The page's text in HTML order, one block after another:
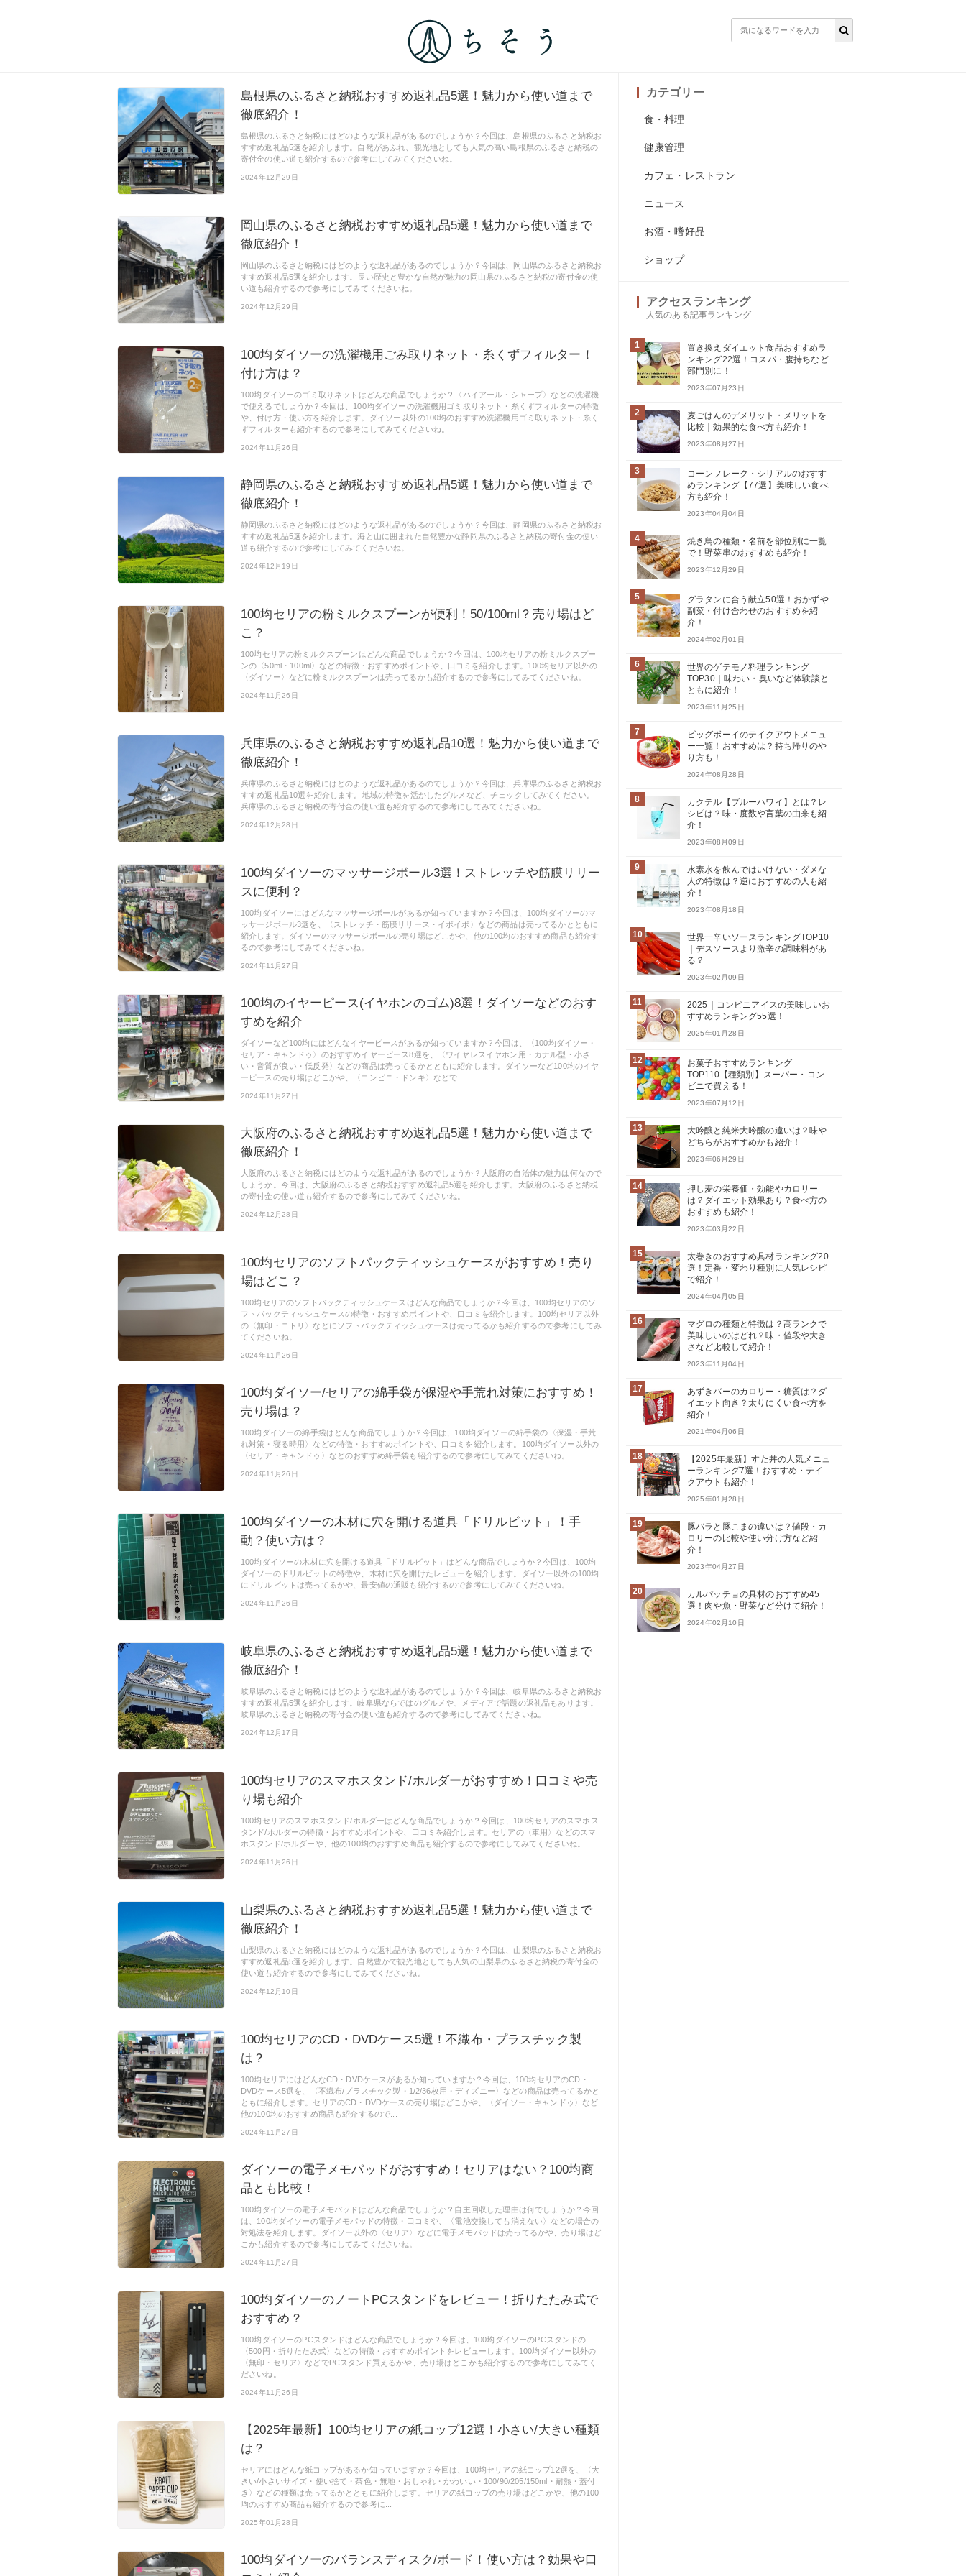
島根県のふるさと納税おすすめ返礼品5選！魅力から使い道まで
徹底紹介！
島根県のふるさと納税にはどのような返礼品があるのでしょうか？今回は、島根県のふるさと納税お
すすめ返礼品5選を紹介します。自然があふれ、観光地としても人気の高い島根県のふるさと納税の
寄付金の使い道も紹介するので参考にしてみてくださいね。
2024年12月29日
岡山県のふるさと納税おすすめ返礼品5選！魅力から使い道まで
徹底紹介！
岡山県のふるさと納税にはどのような返礼品があるのでしょうか？今回は、岡山県のふるさと納税お
すすめ返礼品5選を紹介します。長い歴史と豊かな自然が魅力の岡山県のふるさと納税の寄付金の使
い道も紹介するので参考にしてみてくださいね。
2024年12月29日
100均ダイソーの洗濯機用ごみ取りネット・糸くずフィルター！
付け方は？
100均ダイソーのゴミ取りネットはどんな商品でしょうか？〈ハイアール・シャープ〉などの洗濯機
で使えるでしょうか？今回は、100均ダイソーの洗濯機用ゴミ取りネット・糸くずフィルターの特徴
や、付け方・使い方を紹介します。ダイソー以外の100均のおすすめ洗濯機用ゴミ取りネット・糸く
ずフィルターも紹介するので参考にしてみてくださいね。
2024年11月26日
静岡県のふるさと納税おすすめ返礼品5選！魅力から使い道まで
徹底紹介！
静岡県のふるさと納税にはどのような返礼品があるのでしょうか？今回は、静岡県のふるさと納税お
すすめ返礼品5選を紹介します。海と山に囲まれた自然豊かな静岡県のふるさと納税の寄付金の使い
道も紹介するので参考にしてみてくださいね。
2024年12月19日
100均セリアの粉ミルクスプーンが便利！50/100ml？売り場はど
こ？
100均セリアの粉ミルクスプーンはどんな商品でしょうか？今回は、100均セリアの粉ミルクスプー
ンの〈50ml・100ml〉などの特徴・おすすめポイントや、口コミを紹介します。100均セリア以外の
〈ダイソー〉などに粉ミルクスプーンは売ってるかも紹介するので参考にしてみてくださいね。
2024年11月26日
兵庫県のふるさと納税おすすめ返礼品10選！魅力から使い道まで
徹底紹介！
兵庫県のふるさと納税にはどのような返礼品があるのでしょうか？今回は、兵庫県のふるさと納税お
すすめ返礼品10選を紹介します。地域の特徴を活かしたグルメなど、チェックしてみてください。
兵庫県のふるさと納税の寄付金の使い道も紹介するので参考にしてみてくださいね。
2024年12月28日
100均ダイソーのマッサージボール3選！ストレッチや筋膜リリー
スに便利？
100均ダイソーにはどんなマッサージボールがあるか知っていますか？今回は、100均ダイソーのマ
ッサージボール3選を、〈ストレッチ・筋膜リリース・イボイボ〉などの商品は売ってるかとともに
紹介します。ダイソーのマッサージボールの売り場はどこかや、他の100均のおすすめ商品も紹介す
るので参考にしてみてくださいね。
2024年11月27日
100均のイヤーピース(イヤホンのゴム)8選！ダイソーなどのおす
すめを紹介
ダイソーなど100均にはどんなイヤーピースがあるか知っていますか？今回は、〈100均ダイソー・
セリア・キャンドゥ〉のおすすめイヤーピース8選を、〈ワイヤレスイヤホン用・カナル型・小さ
い・音質が良い・低反発〉などの商品は売ってるかとともに紹介します。ダイソーなど100均のイヤ
ーピースの売り場はどこかや、〈コンビニ・ドンキ〉などで...
2024年11月27日
大阪府のふるさと納税おすすめ返礼品5選！魅力から使い道まで
徹底紹介！
大阪府のふるさと納税にはどのような返礼品があるのでしょうか？大阪府の自治体の魅力は何なので
しょうか。今回は、大阪府のふるさと納税おすすめ返礼品5選を紹介します。大阪府のふるさと納税
の寄付金の使い道も紹介するので参考にしてみてくださいね。
2024年12月28日
100均セリアのソフトパックティッシュケースがおすすめ！売り
場はどこ？
100均セリアのソフトパックティッシュケースはどんな商品でしょうか？今回は、100均セリアのソ
フトパックティッシュケースの特徴・おすすめポイントや、口コミを紹介します。100均セリア以外
の〈無印・ニトリ〉などにソフトパックティッシュケースは売ってるかも紹介するので参考にしてみ
てくださいね。
2024年11月26日
100均ダイソー/セリアの綿手袋が保湿や手荒れ対策におすすめ！
売り場は？
100均ダイソーの綿手袋はどんな商品でしょうか？今回は、100均ダイソーの綿手袋の〈保湿・手荒
れ対策・寝る時用〉などの特徴・おすすめポイントや、口コミを紹介します。100均ダイソー以外の
〈セリア・キャンドゥ〉などのおすすめ綿手袋も紹介するので参考にしてみてくださいね。
2024年11月26日
100均ダイソーの木材に穴を開ける道具「ドリルビット」！手
動？使い方は？
100均ダイソーの木材に穴を開ける道具「ドリルビット」はどんな商品でしょうか？今回は、100均
ダイソーのドリルビットの特徴や、木材に穴を開けたレビューを紹介します。ダイソー以外の100均
にドリルビットは売ってるかや、最安値の通販も紹介するので参考にしてみてくださいね。
2024年11月26日
岐阜県のふるさと納税おすすめ返礼品5選！魅力から使い道まで
徹底紹介！
岐阜県のふるさと納税にはどのような返礼品があるのでしょうか？今回は、岐阜県のふるさと納税お
すすめ返礼品5選を紹介します。岐阜県ならではのグルメや、メディアで話題の返礼品もあります。
岐阜県のふるさと納税の寄付金の使い道も紹介するので参考にしてみてくださいね。
2024年12月17日
100均セリアのスマホスタンド/ホルダーがおすすめ！口コミや売
り場も紹介
100均セリアのスマホスタンド/ホルダーはどんな商品でしょうか？今回は、100均セリアのスマホス
タンド/ホルダーの特徴・おすすめポイントや、口コミを紹介します。セリアの〈車用〉などのスマ
ホスタンド/ホルダーや、他の100均のおすすめ商品も紹介するので参考にしてみてくださいね。
2024年11月26日
山梨県のふるさと納税おすすめ返礼品5選！魅力から使い道まで
徹底紹介！
山梨県のふるさと納税にはどのような返礼品があるのでしょうか？今回は、山梨県のふるさと納税お
すすめ返礼品5選を紹介します。自然豊かで観光地としても人気の山梨県のふるさと納税の寄付金の
使い道も紹介するので参考にしてみてくださいね。
2024年12月10日
100均セリアのCD・DVDケース5選！不織布・プラスチック製
は？
100均セリアにはどんなCD・DVDケースがあるか知っていますか？今回は、100均セリアのCD・
DVDケース5選を、〈不織布/プラスチック製・1/2/36枚用・ディズニー〉などの商品は売ってるかと
ともに紹介します。セリアのCD・DVDケースの売り場はどこかや、〈ダイソー・キャンドゥ〉など
他の100均のおすすめ商品も紹介するので...
2024年11月27日
ダイソーの電子メモパッドがおすすめ！セリアはない？100均商
品とも比較！
100均ダイソーの電子メモパッドはどんな商品でしょうか？自主回収した理由は何でしょうか？今回
は、100均ダイソーの電子メモパッドの特徴・口コミや、〈電池交換しても消えない〉などの場合の
対処法を紹介します。ダイソー以外の〈セリア〉などに電子メモパッドは売ってるかや、売り場はど
こかも紹介するので参考にしてみてくださいね。
2024年11月27日
100均ダイソーのノートPCスタンドをレビュー！折りたたみ式で
おすすめ？
100均ダイソーのPCスタンドはどんな商品でしょうか？今回は、100均ダイソーのPCスタンドの
〈500円・折りたたみ式〉などの特徴・おすすめポイントをレビューします。100均ダイソー以外の
〈無印・セリア〉などでPCスタンド買えるかや、売り場はどこかも紹介するので参考にしてみてく
ださいね。
2024年11月26日
【2025年最新】100均セリアの紙コップ12選！小さい/大きい種類
は？
セリアにはどんな紙コップがあるか知っていますか？今回は、100均セリアの紙コップ12選を、〈大
きい/小さいサイズ・使い捨て・茶色・無地・おしゃれ・かわいい・100/90/205/150ml・耐熱・蓋付
き〉などの種類は売ってるかとともに紹介します。セリアの紙コップの売り場はどこかや、他の100
均のおすすめ商品も紹介するので参考に...
2025年01月28日
100均ダイソーのバランスディスク/ボード！使い方は？効果や口
カテゴリー
食・料理
健康管理
カフェ・レストラン
ニュース
お酒・嗜好品
ショップ
アクセスランキング
人気のある記事ランキング
1
置き換えダイエット食品おすすめラ
ンキング22選！コスパ・腹持ちなど
部門別に！
2023年07月23日
2
麦ごはんのデメリット・メリットを
比較｜効果的な食べ方も紹介！
2023年08月27日
3
コーンフレーク・シリアルのおすす
めランキング【77選】美味しい食べ
方も紹介！
2023年04月04日
4
焼き鳥の種類・名前を部位別に一覧
で！野菜串のおすすめも紹介！
2023年12月29日
5
グラタンに合う献立50選！おかずや
副菜・付け合わせのおすすめを紹
介！
2024年02月01日
6
世界のゲテモノ料理ランキング
TOP30｜味わい・臭いなど体験談と
ともに紹介！
2023年11月25日
7
ビッグボーイのテイクアウトメニュ
ー一覧！おすすめは？持ち帰りのや
り方も！
2024年08月28日
8
カクテル【ブルーハワイ】とは？レ
シピは？味・度数や言葉の由来も紹
介！
2023年08月09日
9
水素水を飲んではいけない・ダメな
人の特徴は？逆におすすめの人も紹
介！
2023年08月18日
10
世界一辛いソースランキングTOP10
｜デスソースより激辛の調味料があ
る？
2023年02月09日
11
2025｜コンビニアイスの美味しいお
すすめランキング55選！
2025年01月28日
12
お菓子おすすめランキング
TOP110【種類別】スーパー・コン
ビニで買える！
2023年07月12日
13
大吟醸と純米大吟醸の違いは？味や
どちらがおすすめかも紹介！
2023年06月29日
14
押し麦の栄養価・効能やカロリー
は？ダイエット効果あり？食べ方の
おすすめも紹介！
2023年03月22日
15
太巻きのおすすめ具材ランキング20
選！定番・変わり種別に人気レシピ
で紹介！
2024年04月05日
16
マグロの種類と特徴は？高ランクで
美味しいのはどれ？味・値段や大き
さなど比較して紹介！
2023年11月04日
17
あずきバーのカロリー・糖質は？ダ
イエット向き？太りにくい食べ方を
紹介！
2021年04月06日
18
【2025年最新】すた丼の人気メニュ
ーランキング7選！おすすめ・テイ
クアウトも紹介！
2025年01月28日
19
豚バラと豚こまの違いは？値段・カ
ロリーの比較や使い分け方など紹
介！
2023年04月27日
20
カルパッチョの具材のおすすめ45
選！肉や魚・野菜など分けて紹介！
2024年02月10日